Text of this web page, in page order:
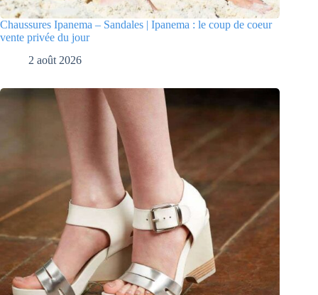
Chaussures Ipanema – Sandales | Ipanema : le coup de coeur
vente privée du jour
2 août 2026